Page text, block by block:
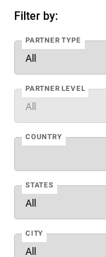
Filter by:
PARTNER TYPE
PARTNER LEVEL
COUNTRY
STATES
CITY